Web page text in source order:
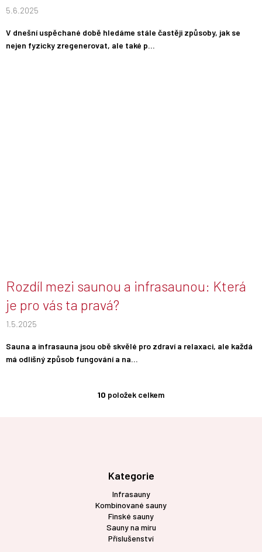
5.6.2025
V dnešní uspěchané době hledáme stále častěji způsoby, jak se
nejen fyzicky zregenerovat, ale také p...
Rozdíl mezi saunou a infrasaunou: Která
je pro vás ta pravá?
1.5.2025
Sauna a infrasauna jsou obě skvělé pro zdraví a relaxaci, ale každá
má odlišný způsob fungování a na...
O
í
r
v
k
y
v
10 položek celkem
Kategorie
Infrasauny
Kombinované sauny
Finské sauny
Sauny na míru
Příslušenství